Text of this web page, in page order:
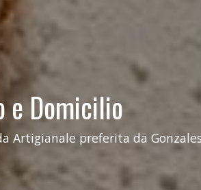
e Domicilio
Artigianale preferita da